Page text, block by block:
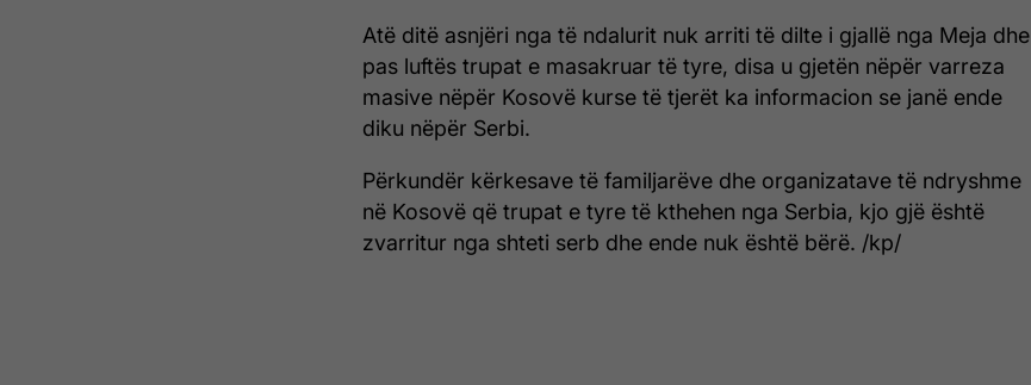
Atë ditë asnjëri nga të ndalurit nuk arriti të dilte i gjallë nga Meja dhe
pas luftës trupat e masakruar të tyre, disa u gjetën nëpër varreza
masive nëpër Kosovë kurse të tjerët ka informacion se janë ende
diku nëpër Serbi.
Përkundër kërkesave të familjarëve dhe organizatave të ndryshme
në Kosovë që trupat e tyre të kthehen nga Serbia, kjo gjë është
zvarritur nga shteti serb dhe ende nuk është bërë. /kp/